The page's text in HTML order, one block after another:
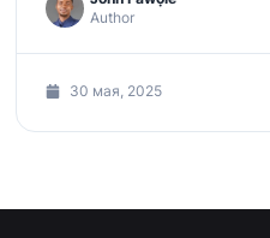
Author
30 мая, 2025